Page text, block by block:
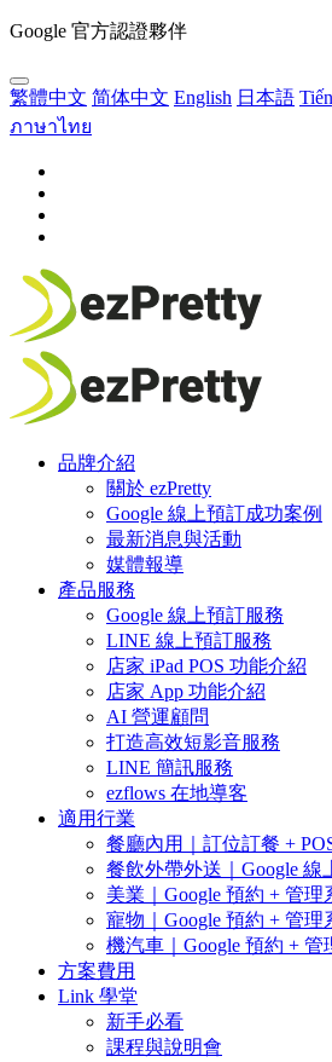
Google 官方認證夥伴
繁體中文 简体中文 English 日本語
ภาษาไทย
品牌介紹
關於 ezPretty
Google 線上預訂成功案例
最新消息與活動
媒體報導
產品服務
Google 線上預訂服務
LINE 線上預訂服務
店家 iPad POS 功能介紹
店家 App 功能介紹
AI 營運顧問
打造高效短影音服務
LINE 簡訊服務
ezflows 在地導客
適用行業
餐廳內用｜訂位訂餐 +
餐飲外帶外送｜Google 線
美業｜Google 預約 + 管理
寵物｜Google 預約 + 管理
機汽車｜Google 預約 + 管
方案費用
Link 學堂
新手必看
課程與說明會